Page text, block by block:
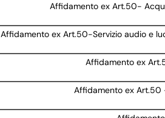
Affidamento ex Art.50-
Affidamento ex Art.50-Servizio audio e
Affidamento ex
Affidamento ex Art.50